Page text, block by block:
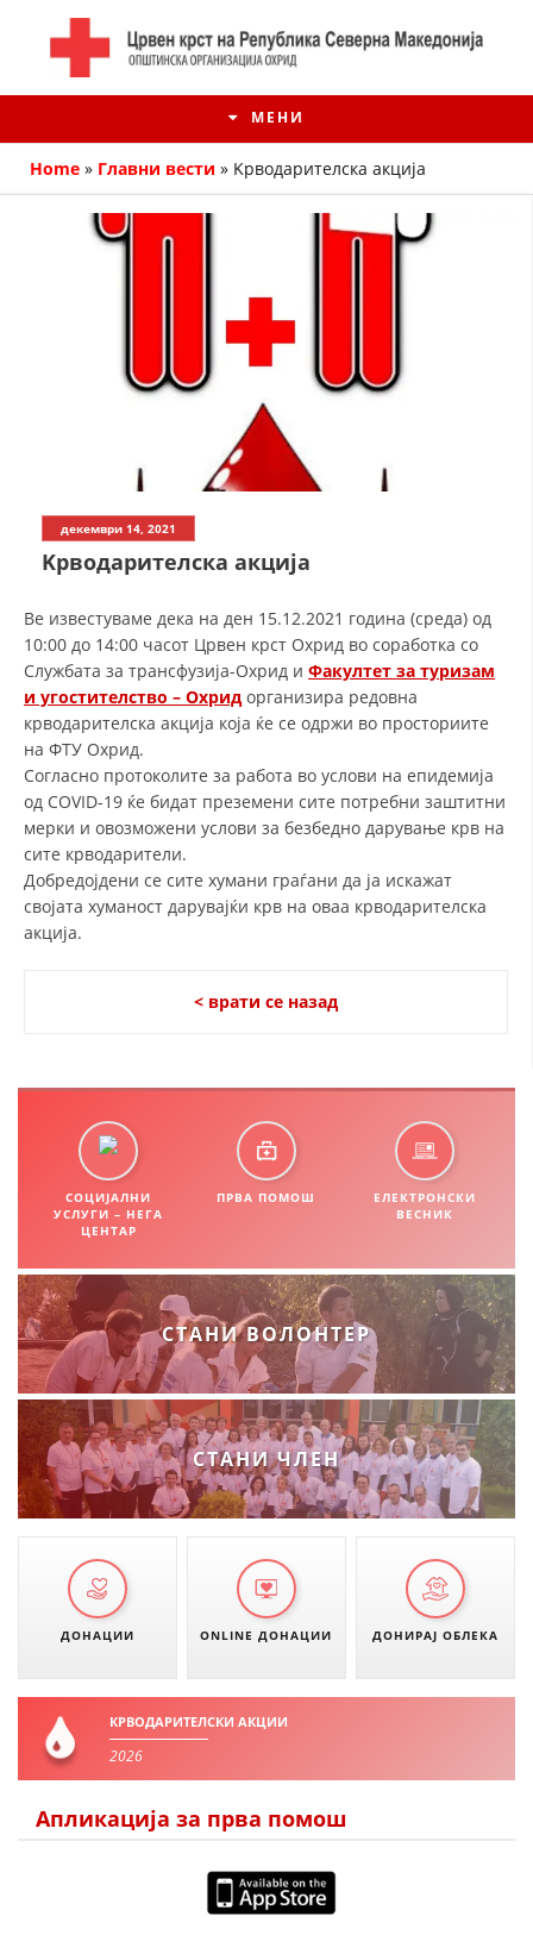
МЕНИ
ИСТОРИЈАТ НА ЦКРМ
ИСТОРИЈАТ НА ДВИЖЕЊЕТО
СТРУКТУРА НА ОРГАНИЗАЦИЈАТА
ЧЛЕНСТВО ВО ПРОФЕСИОНАЛНИ ТЕЛА
ЗАКОН ЗА ЦКРМ
СТАТУТ НА ЦКРМ
ОРГАНИЗАЦИЈА И РАЗВОЈ
СОБРАНИЕ
MЕЃУНАРОДНО ХУМАНИТАРНО ПРАВО
СОЦИЈАЛНО ХУМАНИТАРНА ДЕЈНОСТ
КАКО ДА ДОНИРАТЕ
ПОДГОТВЕНОСТ И ДЕЈСТВО ПРИ КАТАСТРОФИ
ТИМОВИ НА ООЦК ОХРИД
ПРОЕКТИ – ПОДГОТВЕНОСТ И ДЕЈСТВУВАЊЕ ПРИ КАТАСТРОФИ
ОДНОСИ СО ЈАВНОСТ
МЕЃУНАРОДНА СОРАБОТКА
ЗНАЧЕЊЕ НА СЛУЖБАТА ЗА БАРАЊЕ
ЗДРАВСТВЕНО ПРЕВЕНТИВНА ДЕЈНОСТ
КРВОДАРИТЕЛСТВО
МЕНАЏМЕНТ НА ВОЛОНТЕРИ
Home » Главни вести » Kрводарителска акција
декември 14, 2021
Kрводарителска акција
Ве известуваме дека на ден 15.12.2021 година (среда) од
10:00 до 14:00 часот Црвен крст Охрид во соработка со
Службата за трансфузија-Охрид и Факултет за туризам
и угостителство – Охрид организира редовна
крводарителска акција која ќе се одржи во просториите
на ФТУ Охрид.
Согласно протоколите за работа во услови на епидемија
од COVID-19 ќе бидат преземени сите потребни заштитни
мерки и овозможени услови за безбедно дарување крв на
сите крводарители.
Добредојдени се сите хумани граѓани да ја искажат
својата хуманост дарувајќи крв на оваа крводарителска
акција.
< врати се назад
СОЦИЈАЛНИ
УСЛУГИ – НЕГА
ЦЕНТАР
ПРВА ПОМОШ
ЕЛЕКТРОНСКИ
ВЕСНИК
СТАНИ ВОЛОНТЕР
СТАНИ ЧЛЕН
ДОНАЦИИ ONLINE ДОНАЦИИ ДОНИРАЈ ОБЛЕКА
КРВОДАРИТЕЛСКИ АКЦИИ
2026
Апликација за прва помош